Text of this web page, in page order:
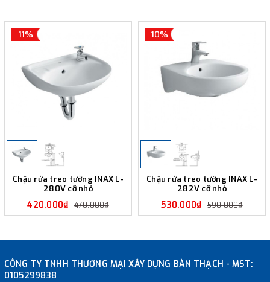
11%
Chậu rửa treo tường INAX L-
280V cỡ nhỏ
420.000₫ 470.000₫
10%
Chậu rửa treo tường INAX L-
282V cỡ nhỏ
530.000₫ 590.000₫
CÔNG TY TNHH THƯƠNG MẠI XÂY DỰNG BÀN THẠCH - MST:
0105299838